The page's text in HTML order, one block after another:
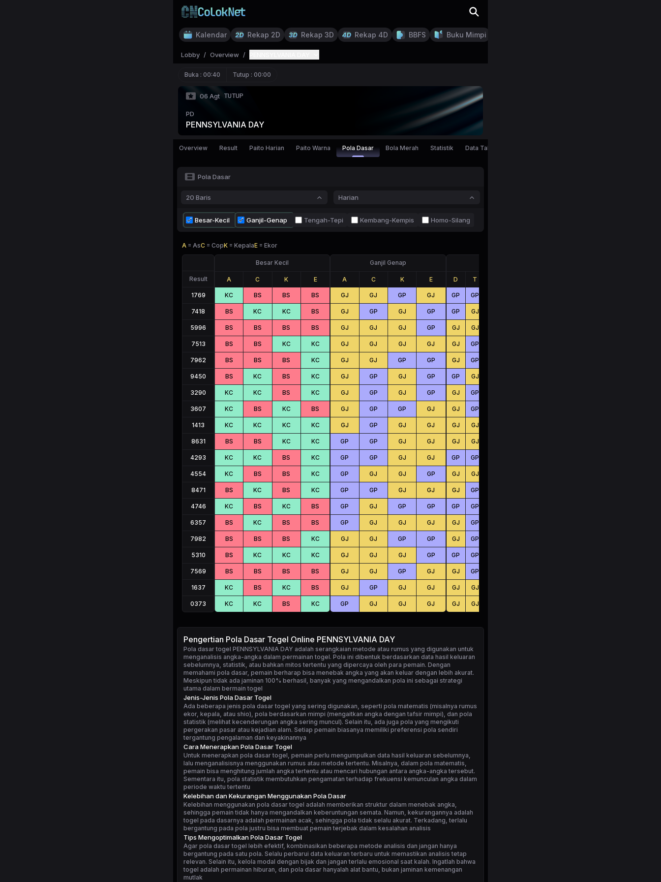
Kalendar Rekap 2D Rekap 3D Rekap 4D BBFS Buku Mimpi
Lobby / Overview /
Buka : 00:40 Tutup : 00:00
06 Agt TUTUP
PD
PENNSYLVANIA DAY
Overview Result Paito Harian Paito Warna Pola Dasar Bola Merah Statistik Data Tahunan
Pola Dasar
20 Baris Harian
Besar-Kecil Ganjil-Genap Tengah-Tepi Kembang-Kempis Homo-Silang
A = AsC = CopK = KepalaE = Ekor
Result
1769
7418
5996
7513
7962
9450
3290
3607
1413
8631
4293
4554
8471
4746
6357
7982
5310
7569
1637
0373
Besar Kecil
A C K E
KC BS BS BS
BS KC KC BS
BS BS BS BS
BS BS KC KC
BS BS BS KC
BS KC BS KC
KC KC BS KC
KC BS KC BS
KC KC KC KC
BS BS KC KC
KC KC BS KC
KC BS BS KC
BS KC BS KC
KC BS KC BS
BS KC BS BS
BS BS BS KC
BS KC KC KC
BS BS BS BS
KC BS KC BS
KC KC BS KC
Ganjil Genap
A C K E
GJ GJ GP GJ
GJ GP GJ GP
GJ GJ GJ GP
GJ GJ GJ GJ
GJ GJ GP GP
GJ GP GJ GP
GJ GP GJ GP
GJ GP GP GJ
GJ GP GJ GJ
GP GP GJ GJ
GP GP GJ GJ
GP GJ GJ GP
GP GP GJ GJ
GP GJ GP GP
GP GJ GJ GJ
GJ GJ GP GP
GJ GJ GJ GP
GJ GJ GP GJ
GJ GP GJ GJ
GP GJ GJ GJ
D T
GP GP
GP GJ
GJ GJ
GJ GP
GJ GP
GP GJ
GJ GP
GJ GP
GJ GJ
GJ GJ
GP GP
GJ GJ
GJ GP
GP GP
GJ GP
GJ GP
GP GP
GJ GP
GJ GJ
GJ GJ
Pengertian Pola Dasar Togel Online PENNSYLVANIA DAY
Pola dasar togel PENNSYLVANIA DAY adalah serangkaian metode atau rumus yang digunakan untuk
menganalisis angka-angka dalam permainan togel. Pola ini dibentuk berdasarkan data hasil keluaran
sebelumnya, statistik, atau bahkan mitos tertentu yang dipercaya oleh para pemain. Dengan
memahami pola dasar, pemain berharap bisa menebak angka yang akan keluar dengan lebih akurat.
Meskipun tidak ada jaminan 100% berhasil, banyak yang mengandalkan pola ini sebagai strategi
utama dalam bermain togel
Jenis-Jenis Pola Dasar Togel
Ada beberapa jenis pola dasar togel yang sering digunakan, seperti pola matematis (misalnya rumus
ekor, kepala, atau shio), pola berdasarkan mimpi (mengaitkan angka dengan tafsir mimpi), dan pola
statistik (melihat kecenderungan angka sering muncul). Selain itu, ada juga pola yang mengikuti
pergerakan pasar atau kejadian alam. Setiap pemain biasanya memiliki preferensi pola sendiri
tergantung pengalaman dan keyakinannya
Cara Menerapkan Pola Dasar Togel
Untuk menerapkan pola dasar togel, pemain perlu mengumpulkan data hasil keluaran sebelumnya,
lalu menganalisisnya menggunakan rumus atau metode tertentu. Misalnya, dalam pola matematis,
pemain bisa menghitung jumlah angka tertentu atau mencari hubungan antara angka-angka tersebut.
Sementara itu, pola statistik membutuhkan pengamatan terhadap frekuensi kemunculan angka dalam
periode waktu tertentu
Kelebihan dan Kekurangan Menggunakan Pola Dasar
Kelebihan menggunakan pola dasar togel adalah memberikan struktur dalam menebak angka,
sehingga pemain tidak hanya mengandalkan keberuntungan semata. Namun, kekurangannya adalah
togel pada dasarnya adalah permainan acak, sehingga pola tidak selalu akurat. Terkadang, terlalu
bergantung pada pola justru bisa membuat pemain terjebak dalam kesalahan analisis
Tips Mengoptimalkan Pola Dasar Togel
Agar pola dasar togel lebih efektif, kombinasikan beberapa metode analisis dan jangan hanya
bergantung pada satu pola. Selalu perbarui data keluaran terbaru untuk memastikan analisis tetap
relevan. Selain itu, kelola modal dengan bijak dan jangan terlalu emosional saat kalah. Ingatlah bahwa
togel adalah permainan hiburan, dan pola dasar hanyalah alat bantu, bukan jaminan kemenangan
mutlak